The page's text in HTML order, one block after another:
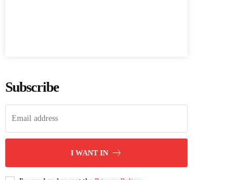
Subscribe
I WANT IN